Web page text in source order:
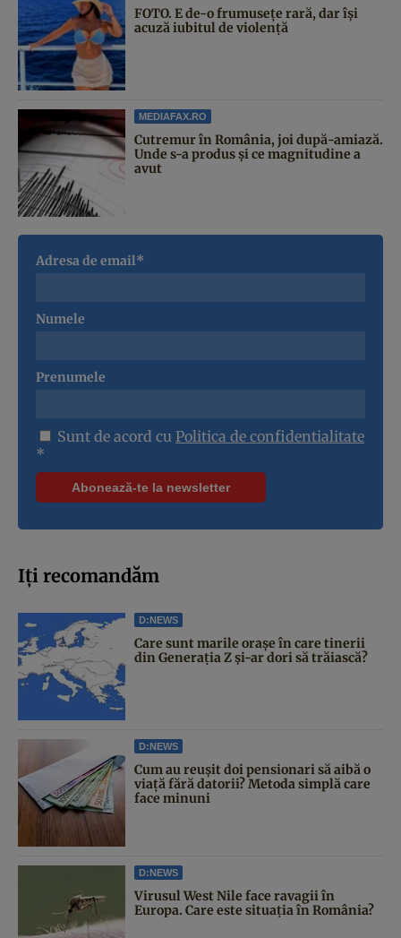
FOTO. E de-o frumusețe rară, dar își
acuză iubitul de violență
MEDIAFAX.RO
Cutremur în România, joi după-amiază.
Unde s-a produs și ce magnitudine a
avut
Adresa de email*
Numele
Prenumele
Sunt de acord cu Politica de confidentialitate
*
Iți recomandăm
D:NEWS
Care sunt marile orașe în care tinerii
din Generația Z și-ar dori să trăiască?
D:NEWS
Cum au reușit doi pensionari să aibă o
viață fără datorii? Metoda simplă care
face minuni
D:NEWS
Virusul West Nile face ravagii în
Europa. Care este situația în România?